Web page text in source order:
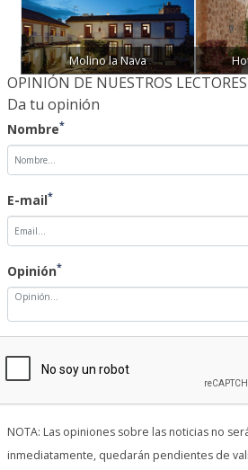
Molino la Nava
OPINIÓN DE NUESTROS LECTORES
Da tu opinión
Nombre*
E-mail*
Opinión*
NOTA: Las opiniones sobre las noticias no
inmediatamente, quedarán pendientes de